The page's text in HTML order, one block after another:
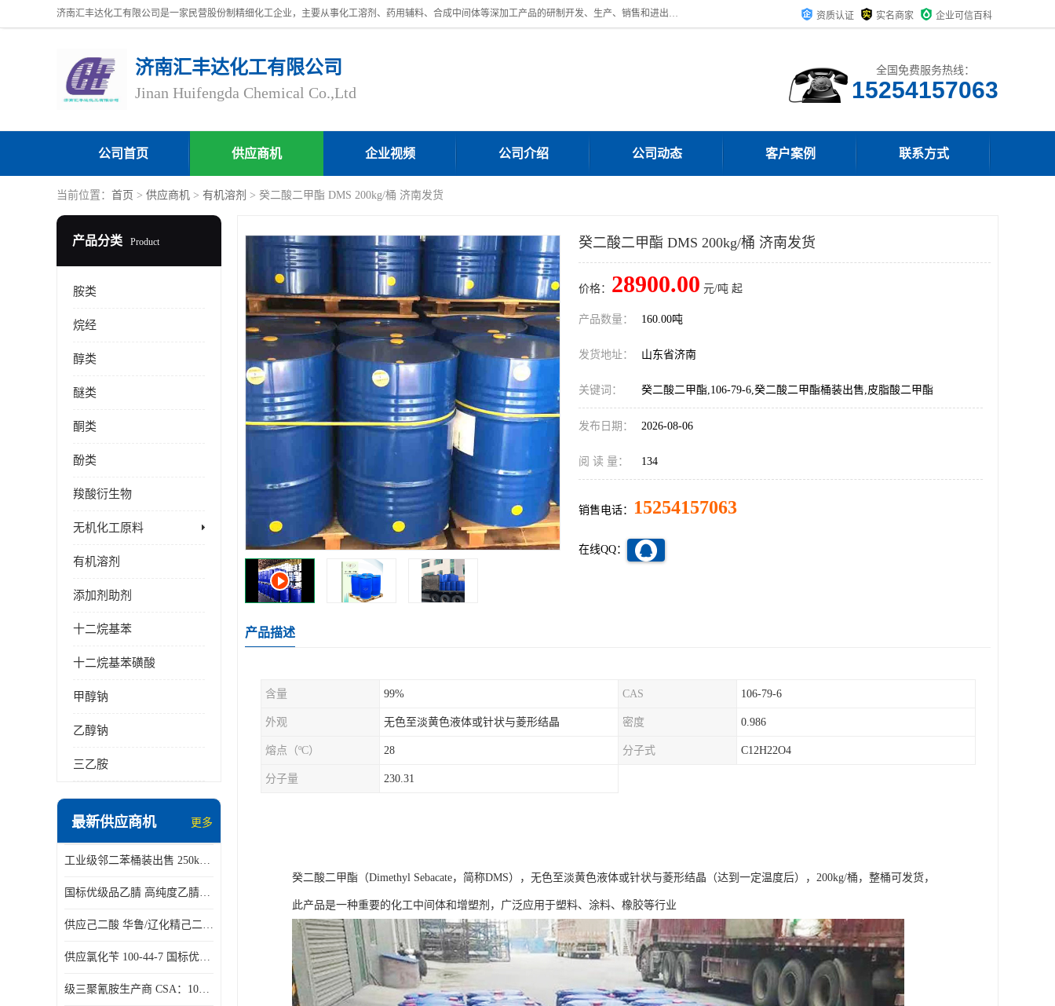
济南汇丰达化工有限公司是一家民营股份制精细化工企业，主要从事化工溶剂、药用辅料、合成中间体等深加工产品的研制开发、生产、销售和进出口贸易。主营产品：环氧丙烷，十二烷基苯，甲基磺酸，磺酸，DMF，DMAC，甘油，苯甲醇，乙酰氯，甲基丙烯酸，甲基丙烯酸甲酯，叔丁醇，异辛酸，二乙烯三胺，一乙，二乙‎，三乙醇胺，原乙酸三甲酯等化工产品及中间体。欢迎各界朋友洽谈咨询业务。 资质认证 实名商家 企业可信百科
济南汇丰达化工有限公司
Jinan Huifengda Chemical Co.,Ltd
全国免费服务热线：
15254157063
公司首页 供应商机 企业视频 公司介绍 公司动态 客户案例 联系方式
当前位置： 首页 > 供应商机 > 有机溶剂 > 癸二酸二甲酯 DMS 200kg/桶 济南发货
产品分类 Product
胺类
烷经
醇类
醚类
酮类
酚类
羧酸衍生物
无机化工原料
有机溶剂
添加剂助剂
十二烷基苯
十二烷基苯磺酸
甲醇钠
乙醇钠
三乙胺
最新供应商机 更多
工业级邻二苯桶装出售 250kg/桶 95-50-1
国标优级品乙腈 高纯度乙腈桶装现货160kg桶
供应己二酸 华鲁/辽化精己二酸 大包装可分小包装现货
供应氯化苄 100-44-7 国标优等品苄基氯 一桶起发
级三聚氰胺生产商 CSA：108-78-1 济南发货
癸二酸二甲酯 DMS 200kg/桶 济南发货
价格： 28900.00 元/吨 起
产品数量： 160.00吨
发货地址： 山东省济南
关键词： 癸二酸二甲酯,106-79-6,癸二酸二甲酯桶装出售,皮脂酸二甲酯
发布日期： 2026-08-06
阅 读 量： 134
销售电话： 15254157063
在线QQ：
产品描述
含量 99% CAS 106-79-6
外观 无色至淡黄色液体或针状与菱形结晶 密度 0.986
熔点（ºC） 28 分子式 C12H22O4
分子量 230.31
癸二酸二甲酯（Dimethyl Sebacate，简称DMS），无色至淡黄色液体或针状与菱形结晶（达到一定温度后），200kg/桶，整桶可发货，
此产品是一种重要的化工中间体和增塑剂，广泛应用于塑料、涂料、橡胶等行业